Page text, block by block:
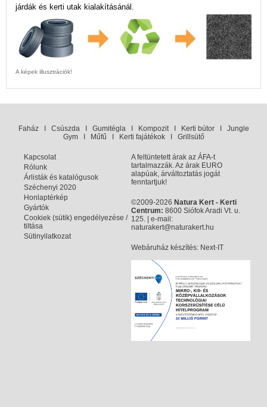
járdák és kerti utak kialakításánál.
A képek illusztrációk!
FaházI CsúszdaI GumitéglaI KompozitI Kerti bútorI Jungle
GymI Műfű Kerti fajátékokI Grillsütő
Kapcsolat
Rólunk
Árlisták és katalógusok
Széchenyi 2020
Honlaptérkép
Gyártók
Cookiek (sütik) engedélyezése /
tiltása
Sütinyilatkozat
A feltüntetett árak az ÁFA-t
tartalmazzák. Az árak EURO
alapúak, árváltoztatás jogát
fenntartjuk!
©2009-2026 Natura Kert - Kerti
Centrum: 8600 Siófok Aradi Vt. u.
125. | e-mail:
naturakert@naturakert.hu
Webáruház készítés: Next-IT